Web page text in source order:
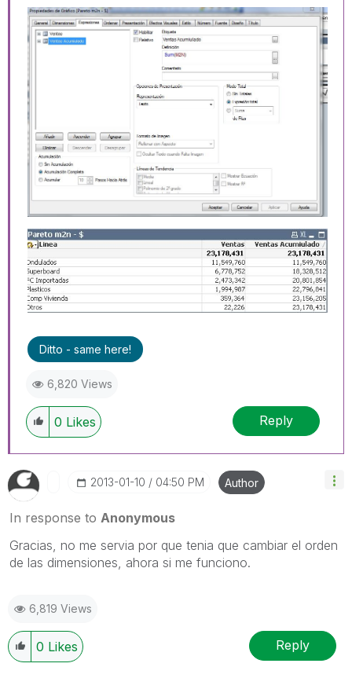
Ditto - same here!
6,820 Views
0 Likes Reply
‎2013-01-10 04:50 PM Author
In response to Anonymous
Gracias, no me servia por que tenia que cambiar el orden
de las dimensiones, ahora si me funciono.
6,819 Views
0 Likes Reply